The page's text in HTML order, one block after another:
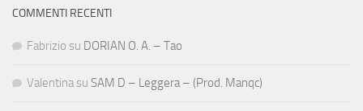
COMMENTI RECENTI
Fabrizio su DORIAN O. A. – Tao
Valentina su SAM D – Leggera – (Prod. Manqc)